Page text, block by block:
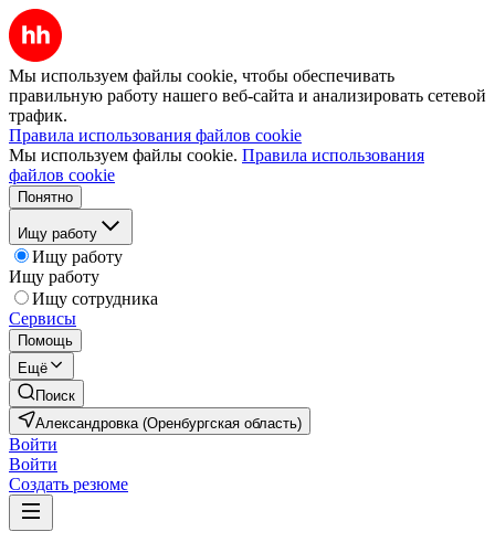
Мы используем файлы cookie, чтобы обеспечивать
правильную работу нашего веб-сайта и анализировать сетевой
трафик.
Правила использования файлов cookie
Мы используем файлы cookie. Правила использования
файлов cookie
Понятно
Ищу работу
Ищу работу
Ищу работу
Ищу сотрудника
Сервисы
Помощь
Ещё
Поиск
Александровка (Оренбургская область)
Войти
Войти
Создать резюме